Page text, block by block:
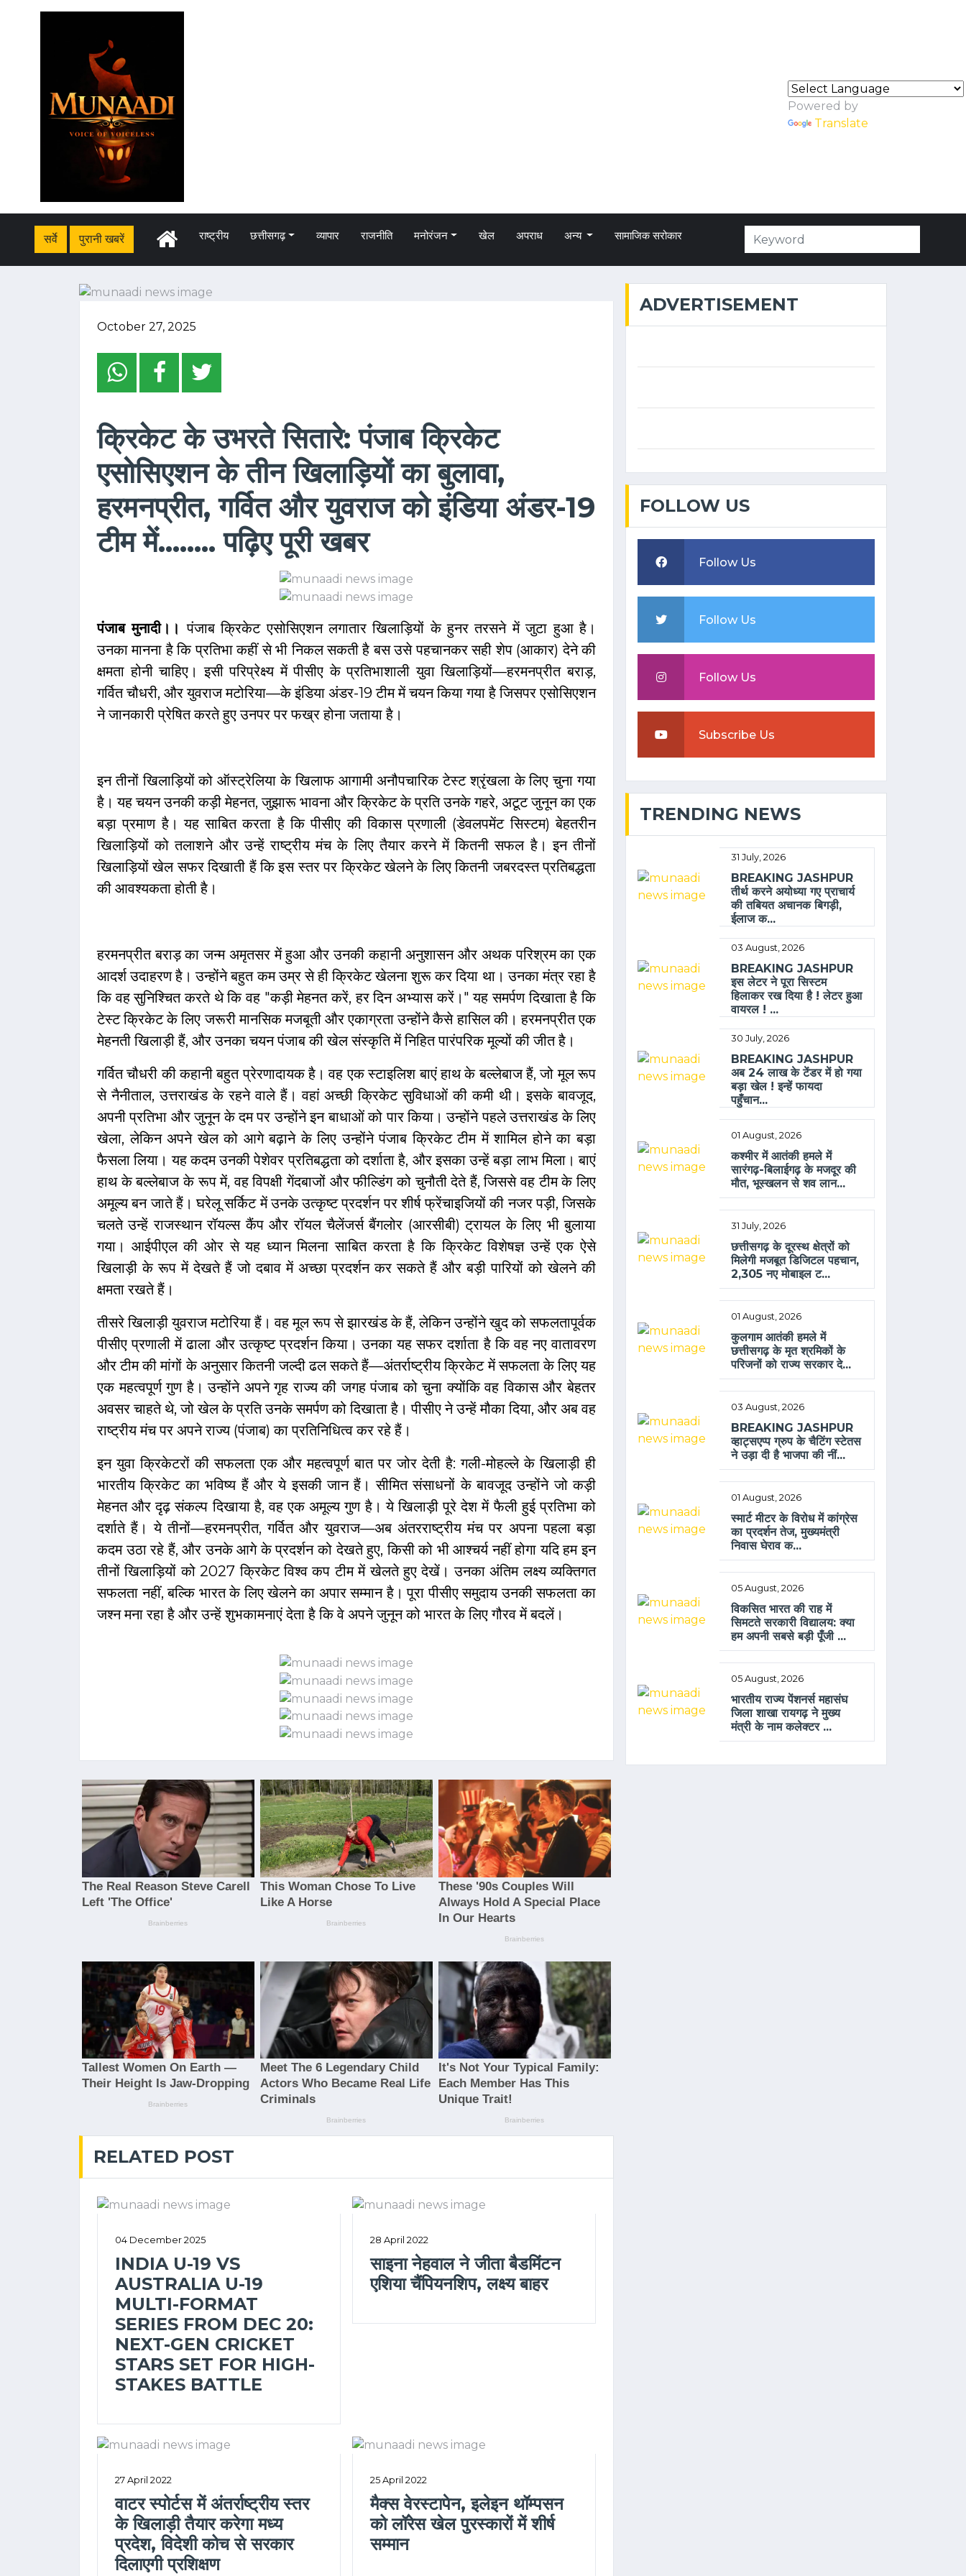
Powered by
Translate
सर्वे पुरानी खबरें राष्ट्रीय छत्तीसगढ़ व्यापार राजनीति मनोरंजन खेल अपराध अन्य सामाजिक सरोकार
October 27, 2025
क्रिकेट के उभरते सितारे: पंजाब क्रिकेट
एसोसिएशन के तीन खिलाड़ियों का बुलावा,
हरमनप्रीत, गर्वित और युवराज को इंडिया अंडर-19
टीम में........ पढ़िए पूरी खबर
पंजाब मुनादी।।पंजाब क्रिकेट एसोसिएशन लगातार खिलाड़ियों के हुनर तरसने में जुटा हुआ है।
उनका मानना है कि प्रतिभा कहीं से भी निकल सकती है बस उसे पहचानकर सही शेप (आकार) देने की
क्षमता होनी चाहिए। इसी परिप्रेक्ष्य में पीसीए के प्रतिभाशाली युवा खिलाड़ियों—हरमनप्रीत बराड़,
गर्वित चौधरी, और युवराज मटोरिया—के इंडिया अंडर-19 टीम में चयन किया गया है जिसपर एसोसिएशन
ने जानकारी प्रेषित करते हुए उनपर पर फख्र होना जताया है।
इन तीनों खिलाड़ियों को ऑस्ट्रेलिया के खिलाफ आगामी अनौपचारिक टेस्ट श्रृंखला के लिए चुना गया
है। यह चयन उनकी कड़ी मेहनत, जुझारू भावना और क्रिकेट के प्रति उनके गहरे, अटूट जुनून का एक
बड़ा प्रमाण है। यह साबित करता है कि पीसीए की विकास प्रणाली (डेवलपमेंट सिस्टम) बेहतरीन
खिलाड़ियों को तलाशने और उन्हें राष्ट्रीय मंच के लिए तैयार करने में कितनी सफल है। इन तीनों
खिलाड़ियों खेल सफर दिखाती हैं कि इस स्तर पर क्रिकेट खेलने के लिए कितनी जबरदस्त प्रतिबद्धता
की आवश्यकता होती है।
हरमनप्रीत बराड़ का जन्म अमृतसर में हुआ और उनकी कहानी अनुशासन और अथक परिश्रम का एक
आदर्श उदाहरण है। उन्होंने बहुत कम उम्र से ही क्रिकेट खेलना शुरू कर दिया था। उनका मंत्र रहा है
कि वह सुनिश्चित करते थे कि वह "कड़ी मेहनत करें, हर दिन अभ्यास करें।" यह समर्पण दिखाता है कि
टेस्ट क्रिकेट के लिए जरूरी मानसिक मजबूती और एकाग्रता उन्होंने कैसे हासिल की। हरमनप्रीत एक
मेहनती खिलाड़ी हैं, और उनका चयन पंजाब की खेल संस्कृति में निहित पारंपरिक मूल्यों की जीत है।
गर्वित चौधरी की कहानी बहुत प्रेरणादायक है। वह एक स्टाइलिश बाएं हाथ के बल्लेबाज हैं, जो मूल रूप
से नैनीताल, उत्तराखंड के रहने वाले हैं। वहां अच्छी क्रिकेट सुविधाओं की कमी थी। इसके बावजूद,
अपनी प्रतिभा और जुनून के दम पर उन्होंने इन बाधाओं को पार किया। उन्होंने पहले उत्तराखंड के लिए
खेला, लेकिन अपने खेल को आगे बढ़ाने के लिए उन्होंने पंजाब क्रिकेट टीम में शामिल होने का बड़ा
फैसला लिया। यह कदम उनकी पेशेवर प्रतिबद्धता को दर्शाता है, और इसका उन्हें बड़ा लाभ मिला। बाएं
हाथ के बल्लेबाज के रूप में, वह विपक्षी गेंदबाजों और फील्डिंग को चुनौती देते हैं, जिससे वह टीम के लिए
अमूल्य बन जाते हैं। घरेलू सर्किट में उनके उत्कृष्ट प्रदर्शन पर शीर्ष फ्रेंचाइजियों की नजर पड़ी, जिसके
चलते उन्हें राजस्थान रॉयल्स कैंप और रॉयल चैलेंजर्स बैंगलोर (आरसीबी) ट्रायल के लिए भी बुलाया
गया। आईपीएल की ओर से यह ध्यान मिलना साबित करता है कि क्रिकेट विशेषज्ञ उन्हें एक ऐसे
खिलाड़ी के रूप में देखते हैं जो दबाव में अच्छा प्रदर्शन कर सकते हैं और बड़ी पारियों को खेलने की
क्षमता रखते हैं।
तीसरे खिलाड़ी युवराज मटोरिया हैं। वह मूल रूप से झारखंड के हैं, लेकिन उन्होंने खुद को सफलतापूर्वक
पीसीए प्रणाली में ढाला और उत्कृष्ट प्रदर्शन किया। उनका यह सफर दर्शाता है कि वह नए वातावरण
और टीम की मांगों के अनुसार कितनी जल्दी ढल सकते हैं—अंतर्राष्ट्रीय क्रिकेट में सफलता के लिए यह
एक महत्वपूर्ण गुण है। उन्होंने अपने गृह राज्य की जगह पंजाब को चुना क्योंकि वह विकास और बेहतर
अवसर चाहते थे, जो खेल के प्रति उनके समर्पण को दिखाता है। पीसीए ने उन्हें मौका दिया, और अब वह
राष्ट्रीय मंच पर अपने राज्य (पंजाब) का प्रतिनिधित्व कर रहे हैं।
इन युवा क्रिकेटरों की सफलता एक और महत्वपूर्ण बात पर जोर देती है: गली-मोहल्ले के खिलाड़ी ही
भारतीय क्रिकेट का भविष्य हैं और ये इसकी जान हैं। सीमित संसाधनों के बावजूद उन्होंने जो कड़ी
मेहनत और दृढ़ संकल्प दिखाया है, वह एक अमूल्य गुण है। ये खिलाड़ी पूरे देश में फैली हुई प्रतिभा को
दर्शाते हैं। ये तीनों—हरमनप्रीत, गर्वित और युवराज—अब अंतरराष्ट्रीय मंच पर अपना पहला बड़ा
कदम उठा रहे हैं, और उनके आगे के प्रदर्शन को देखते हुए, किसी को भी आश्चर्य नहीं होगा यदि हम इन
तीनों खिलाड़ियों को 2027 क्रिकेट विश्व कप टीम में खेलते हुए देखें। उनका अंतिम लक्ष्य व्यक्तिगत
सफलता नहीं, बल्कि भारत के लिए खेलने का अपार सम्मान है। पूरा पीसीए समुदाय उनकी सफलता का
जश्न मना रहा है और उन्हें शुभकामनाएं देता है कि वे अपने जुनून को भारत के लिए गौरव में बदलें।
RELATED POST
04 December 2025
INDIA U-19 VS
AUSTRALIA U-19
MULTI-FORMAT
SERIES FROM DEC 20:
NEXT-GEN CRICKET
STARS SET FOR HIGH-
STAKES BATTLE
28 April 2022
साइना नेहवाल ने जीता बैडमिंटन
एशिया चैंपियनशिप, लक्ष्य बाहर
27 April 2022
वाटर स्पोर्टस में अंतर्राष्ट्रीय स्तर
के खिलाड़ी तैयार करेगा मध्य
प्रदेश, विदेशी कोच से सरकार
दिलाएगी प्रशिक्षण
25 April 2022
मैक्स वेरस्टापेन, इलेइन थॉम्पसन
को लॉरेस खेल पुरस्कारों में शीर्ष
सम्मान
ADVERTISEMENT
FOLLOW US
Follow Us
Follow Us
Follow Us
Subscribe Us
TRENDING NEWS
31 July, 2026
BREAKING JASHPUR
तीर्थ करने अयोध्या गए प्राचार्य
की तबियत अचानक बिगड़ी,
ईलाज क...
03 August, 2026
BREAKING JASHPUR
इस लेटर ने पूरा सिस्टम
हिलाकर रख दिया है ! लेटर हुआ
वायरल ! ...
30 July, 2026
BREAKING JASHPUR
अब 24 लाख के टेंडर में हो गया
बड़ा खेल ! इन्हें फायदा
पहुँचान...
01 August, 2026
कश्मीर में आतंकी हमले में
सारंगढ़-बिलाईगढ़ के मजदूर की
मौत, भूस्खलन से शव लान...
31 July, 2026
छत्तीसगढ़ के दूरस्थ क्षेत्रों को
मिलेगी मजबूत डिजिटल पहचान,
2,305 नए मोबाइल ट...
01 August, 2026
कुलगाम आतंकी हमले में
छत्तीसगढ़ के मृत श्रमिकों के
परिजनों को राज्य सरकार दे...
03 August, 2026
BREAKING JASHPUR
व्हाट्सएप्प ग्रुप के चैटिंग स्टेतस
ने उड़ा दी है भाजपा की नीं...
01 August, 2026
स्मार्ट मीटर के विरोध में कांग्रेस
का प्रदर्शन तेज, मुख्यमंत्री
निवास घेराव क...
05 August, 2026
विकसित भारत की राह में
सिमटते सरकारी विद्यालय: क्या
हम अपनी सबसे बड़ी पूँजी ...
05 August, 2026
भारतीय राज्य पेंशनर्स महासंघ
जिला शाखा रायगढ़ ने मुख्य
मंत्री के नाम कलेक्टर ...